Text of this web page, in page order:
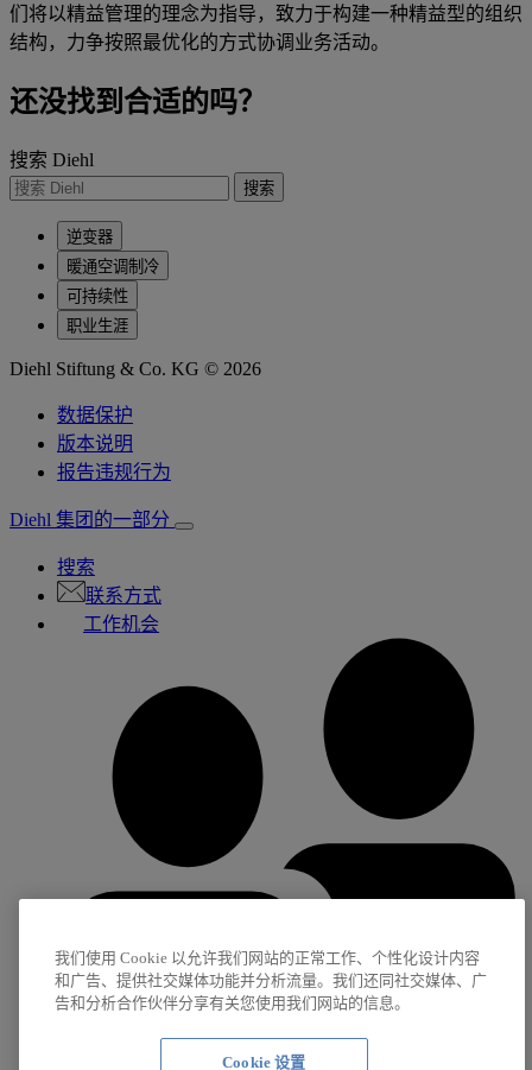
们将以精益管理的理念为指导，致力于构建一种精益型的组织
结构，力争按照最优化的方式协调业务活动。
还没找到合适的吗？
搜索 Diehl
搜索
逆变器
暖通空调制冷
可持续性
职业生涯
Diehl Stiftung & Co. KG © 2026
数据保护
版本说明
报告违规行为
Diehl 集团的一部分
搜索
联系方式
工作机会
我们使用 Cookie 以允许我们网站的正常工作、个性化设计内容
和广告、提供社交媒体功能并分析流量。我们还同社交媒体、广
告和分析合作伙伴分享有关您使用我们网站的信息。
Cookie 设置